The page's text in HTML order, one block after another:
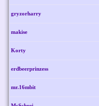
gryzorharry
makise
Korty
erdbeerprinzess
mr.16mbit